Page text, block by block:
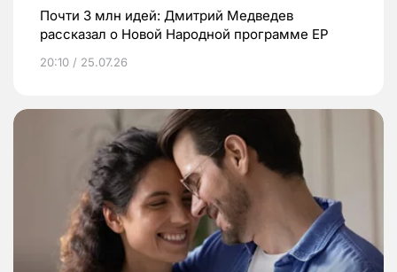
Почти 3 млн идей: Дмитрий Медведев
рассказал о Новой Народной программе ЕР
20:10 / 25.07.26